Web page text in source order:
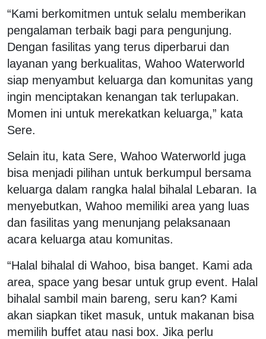
“Kami berkomitmen untuk selalu memberikan
pengalaman terbaik bagi para pengunjung.
Dengan fasilitas yang terus diperbarui dan
layanan yang berkualitas, Wahoo Waterworld
siap menyambut keluarga dan komunitas yang
ingin menciptakan kenangan tak terlupakan.
Momen ini untuk merekatkan keluarga,” kata
Sere.
Selain itu, kata Sere, Wahoo Waterworld juga
bisa menjadi pilihan untuk berkumpul bersama
keluarga dalam rangka halal bihalal Lebaran. Ia
menyebutkan, Wahoo memiliki area yang luas
dan fasilitas yang menunjang pelaksanaan
acara keluarga atau komunitas.
“Halal bihalal di Wahoo, bisa banget. Kami ada
area, space yang besar untuk grup event. Halal
bihalal sambil main bareng, seru kan? Kami
akan siapkan tiket masuk, untuk makanan bisa
memilih buffet atau nasi box. Jika perlu